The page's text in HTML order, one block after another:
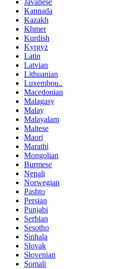
Javanese
Kannada
Kazakh
Khmer
Kurdish
Kyrgyz
Latin
Latvian
Lithuanian
Luxembou..
Macedonian
Malagasy
Malay
Malayalam
Maltese
Maori
Marathi
Mongolian
Burmese
Nepali
Norwegian
Pashto
Persian
Punjabi
Serbian
Sesotho
Sinhala
Slovak
Slovenian
Somali